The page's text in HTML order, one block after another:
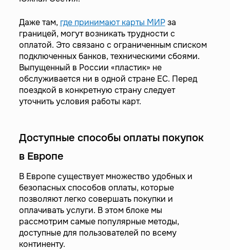
Даже там, где принимают карты МИРза
границей, могут возникать трудности с
оплатой. Это связано с ограниченным списком
подключенных банков, техническими сбоями.
Выпущенный в России «пластик» не
обслуживается ни в одной стране ЕС. Перед
поездкой в конкретную страну следует
уточнить условия работы карт.
Доступные способы оплаты покупок
в Европе
В Европе существует множество удобных и
безопасных способов оплаты, которые
позволяют легко совершать покупки и
оплачивать услуги. В этом блоке мы
рассмотрим самые популярные методы,
доступные для пользователей по всему
континенту.